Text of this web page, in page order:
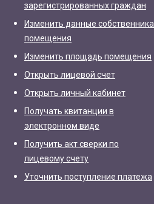
зарегистрированных граждан
Изменить данные собственника
помещения
Изменить площадь помещения
Открыть лицевой счет
Открыть личный кабинет
Получать квитанции в
электронном виде
Получить акт сверки по
лицевому счету
Уточнить поступление платежа